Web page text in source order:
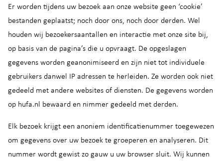
Er worden tijdens uw bezoek aan onze website geen ‘cookie’
bestanden geplaatst; noch door ons, noch door derden. Wel
houden wij bezoekersaantallen en interactie met onze site bij,
op basis van de pagina’s die u opvraagt. De opgeslagen
gegevens worden geanonimiseerd en zijn niet tot individuele
gebruikers danwel IP adressen te herleiden. Ze worden ook niet
gedeeld met andere websites of diensten. De gegevens worden
op hufa.nl bewaard en nimmer gedeeld met derden.
Elk bezoek krijgt een anoniem identificatienummer toegewezen
om gegevens over uw bezoek te groeperen en analyseren. Dit
nummer wordt gewist zo gauw u uw browser sluit. Wij kunnen